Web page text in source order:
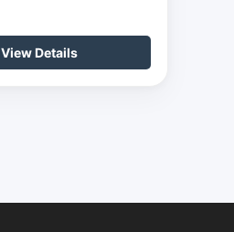
View Details